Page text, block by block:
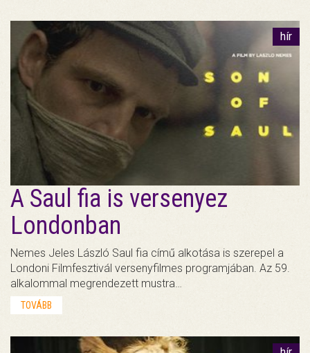
hír
A Saul fia is versenyez
Londonban
Nemes Jeles László Saul fia című alkotása is szerepel a
Londoni Filmfesztivál versenyfilmes programjában. Az 59.
alkalommal megrendezett mustra…
TOVÁBB